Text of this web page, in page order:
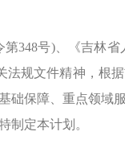
号)、《吉林省
法规文件精神，根
础保障、重点领域
制定本计划。